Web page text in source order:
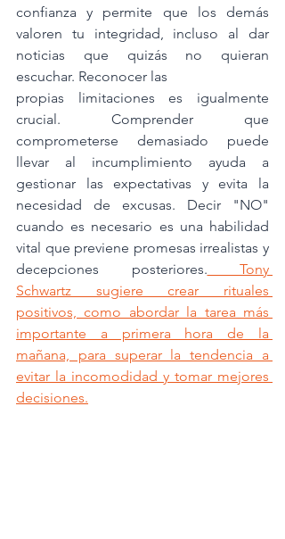
confianza y permite que los demás
valoren tu integridad, incluso al dar
noticias que quizás no quieran
escuchar. Reconocer las
propias limitaciones es igualmente
crucial. Comprender que
comprometerse demasiado puede
llevar al incumplimiento ayuda a
gestionar las expectativas y evita la
necesidad de excusas. Decir "NO"
cuando es necesario es una habilidad
vital que previene promesas irrealistas y
decepciones posteriores. Tony
Schwartz sugiere crear rituales
positivos, como abordar la tarea más
importante a primera hora de la
mañana, para superar la tendencia a
evitar la incomodidad y tomar mejores
decisiones.